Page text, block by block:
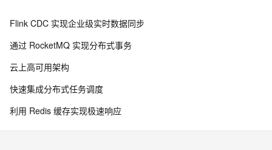
Flink CDC 实现企业级实时数据同步
通过 RocketMQ 实现分布式事务
云上高可用架构
快速集成分布式任务调度
利用 Redis 缓存实现极速响应